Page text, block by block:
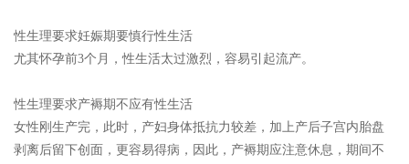
性生理要求妊娠期要慎行性生活
尤其怀孕前3个月，性生活太过激烈，容易引起流产。
性生理要求产褥期不应有性生活
女性刚生产完，此时，产妇身体抵抗力较差，加上产后子宫内胎盘
剥离后留下创面，更容易得病，因此，产褥期应注意休息，期间不